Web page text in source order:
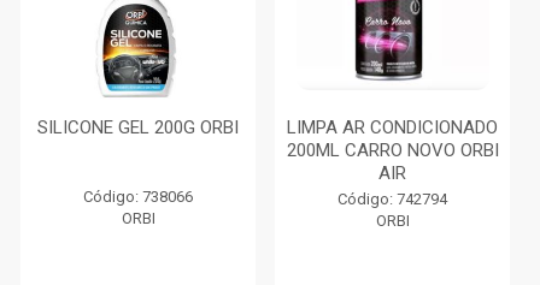
SILICONE GEL 200G ORBI
Código: 738066
ORBI
LIMPA AR CONDICIONADO
200ML CARRO NOVO ORBI
AIR
Código: 742794
ORBI